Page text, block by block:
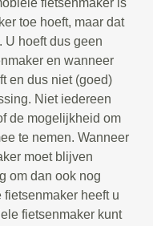
fietsenmaker is
toe hoeft, maar dat
U hoeft dus geen
en wanneer
en dus niet (goed)
Niet iedereen
de mogelijkheid om
te nemen. Wanneer
moet blijven
om dan ook nog
heeft u
fietsenmaker kunt